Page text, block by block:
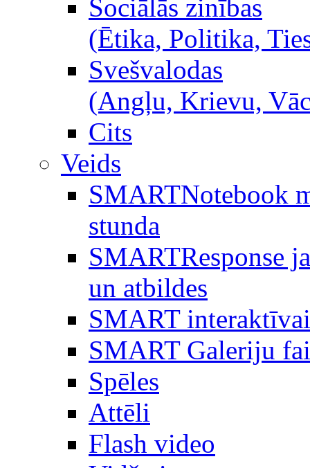
Sociālās zinības
(Ētika, Politika,
Svešvalodas
(Angļu, Krievu,
Cits
Veids
SMARTNotebook
stunda
SMARTResponse
un atbildes
SMART
SMART Galeriju
Spēles
Attēli
Flash video